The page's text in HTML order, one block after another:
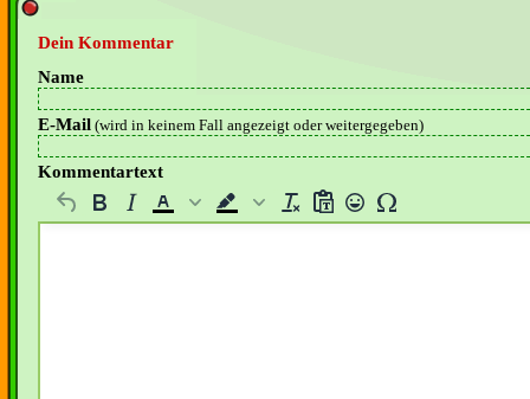
Dein Kommentar
Name
E-Mail (wird in keinem Fall angezeigt oder weitergegeben)
Kommentartext